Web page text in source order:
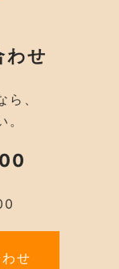
わせ
、
せ